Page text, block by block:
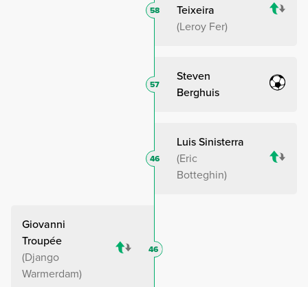
Teixeira
Leroy Fer
58
Steven
Berghuis
57
Luis Sinisterra
Eric
Botteghin
46
Giovanni
Troupée
Django
Warmerdam
46